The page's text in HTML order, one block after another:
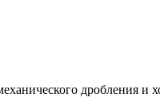
дробления и